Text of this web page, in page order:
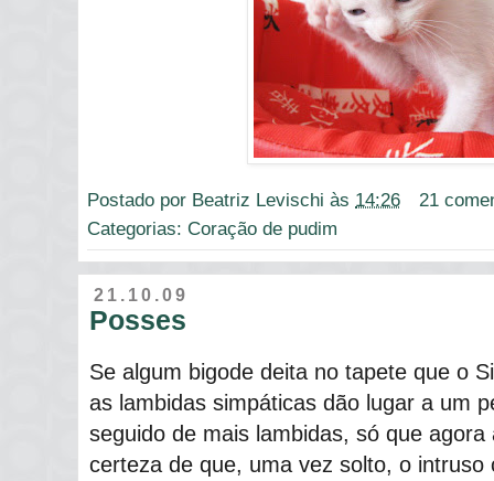
Postado por Beatriz Levischi às 14:26
21
Categorias: Coração de pudim
21.10.09
Posses
Se algum bigode deita no tapete que o
as lambidas simpáticas dão lugar a um
seguido de mais lambidas, só que
certeza de que, uma vez solto, o